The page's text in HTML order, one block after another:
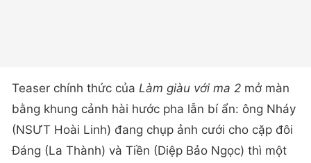
Teaser chính thức của Làm giàu với ma 2 mở màn
bằng khung cảnh hài hước pha lẫn bí ẩn: ông Nháy
(NSƯT Hoài Linh) đang chụp ảnh cưới cho cặp đôi
Đáng (La Thành) và Tiền (Diệp Bảo Ngọc) thì một